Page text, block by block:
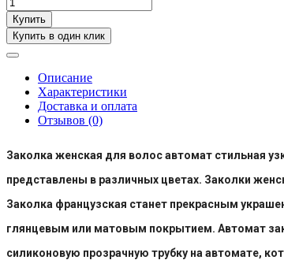
Купить
Купить в один клик
Описание
Характеристики
Доставка и оплата
Отзывов (0)
Заколка женская для волос автомат стильная
представлены в различных цветах. Заколки
Заколка французская станет прекрасным
глянцевым или матовым покрытием. Автомат
силиконовую прозрачную трубку на автомате,